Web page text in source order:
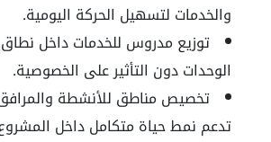
والخدمات لتسهيل الحركة اليومية.
توزيع مدروس للخدمات داخل
الوحدات دون التأثير على الخصوصية.
تخصيص مناطق للأنشطة
تدعم نمط حياة متكامل داخل